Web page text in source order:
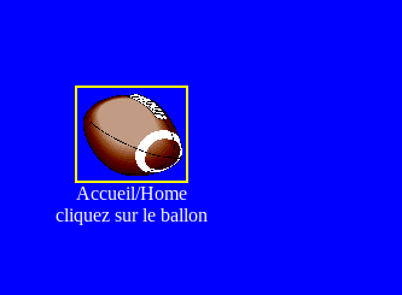
Accueil/Home
cliquez sur le ballon